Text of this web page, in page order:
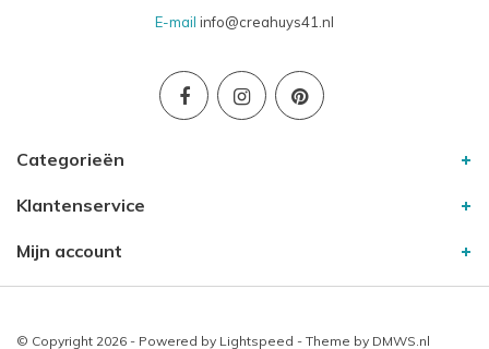
E-mail info@creahuys41.nl
Categorieën
Klantenservice
Mijn account
© Copyright 2026 - Powered by Lightspeed - Theme by DMWS.nl